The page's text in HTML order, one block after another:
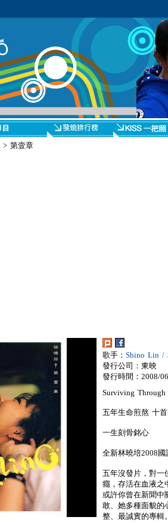
> 第壹章
歌手： Shino Lin /
發行公司：東映
發行時間：2008/
Surviving
五年生命煎熬 十
一生刻骨銘心
全新林曉培2008國
五年沒發片，對一
癮，存活在血液之
或許你曾在新聞中
敢、她多種面貌的
整、最誠實的專輯。